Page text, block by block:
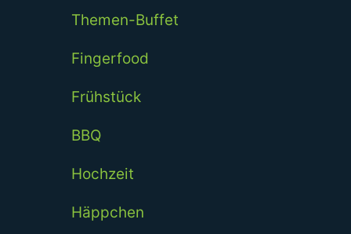
Themen-Buffet
Fingerfood
Frühstück
BBQ
Hochzeit
Häppchen